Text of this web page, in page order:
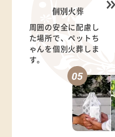
個別火葬
周囲の安全に配慮し
た場所で、ペットち
ゃんを個別火葬しま
す。